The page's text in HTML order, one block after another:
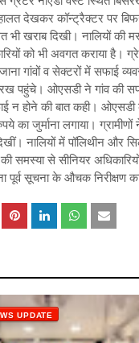
देखकर कॉन्ट्रैक्टर पर
भी खराब दिखी। नालियों
को भी अवगत कराया है।
गांवों व सेक्टरों में सफाई
पहुंचे। ओएसडी ने गांव की
न होने की बात कही।
जुर्माना लगाया। ग्रामीणों
नालियों में पॉलिथीन और
समस्या से सीनियर
सूचना के औचक निरीक्षण
UPDATE